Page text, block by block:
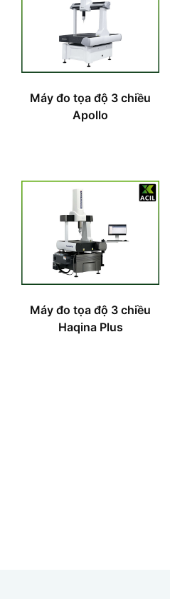
Máy đo tọa độ 3 chiều
Apollo
Máy đo tọa độ 3 chiều
Haqina Plus